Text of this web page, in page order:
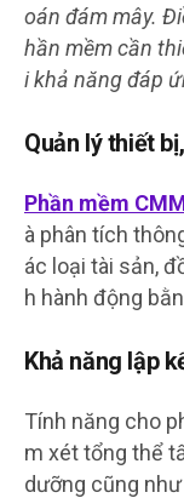
oán đám mây.
hần mềm cần
i khả năng đáp
Quản lý thiết
Phần mềm
à phân tích
ác loại tài sản,
h hành động
Khả năng lập
Tính năng cho
m xét tổng thể
dưỡng cũng